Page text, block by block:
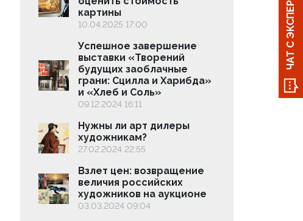
картины
10.04.2025 17:00
Успешное завершение
выставки «Творений
будущих заоблачные
грани: Сцилла и Харибда»
и «Хлеб и Соль»
09.12.2024 16:11
Нужны ли арт дилеры
художникам?
27.02.2024 22:55
Взлет цен: возвращение
величия российских
художников на аукционе
03.03.2024 09:04
ЧАТ С ЭКСПЕРТОМ